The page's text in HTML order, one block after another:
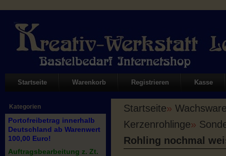
Startseite Warenkorb Registrieren Kasse
Kategorien
Portofreibetrag innerhalb
Deutschland ab Warenwert
100,00 Euro!
Auftragsbearbeitung z. Zt.
Startseite»
Kerzenrohlinge»
Rohling nochmal